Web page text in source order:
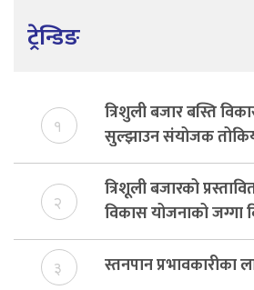
ट्रेन्डिङ
१
त्रिशुली बजार बस्ति
सुल्झाउन संयोजक
२
त्रिशूली बजारको
विकास योजनाको जग्गा
विकास दर्ता नभए
३ स्तनपान प्रभावकारीका